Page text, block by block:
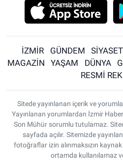
İZMİR GÜNDEM SİYASET
MAGAZİN
YAŞAM DÜNYA
RESMİ
Sitede yayınlanan içerik ve
Yayınlanan yorumlardan İzmir
Son Mühür sorumlu tutulamaz.
sayfada açılır. Sitemizde
fotoğraflar izin alınmaksızın
ortamda kullanılamaz